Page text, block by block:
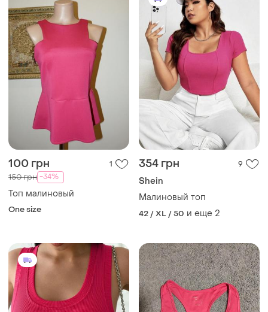
100 грн 1
150 грн -34%
Топ малиновый
One size
354 грн 9
Shein
Малиновый топ
42 / XL / 50 и еще 2